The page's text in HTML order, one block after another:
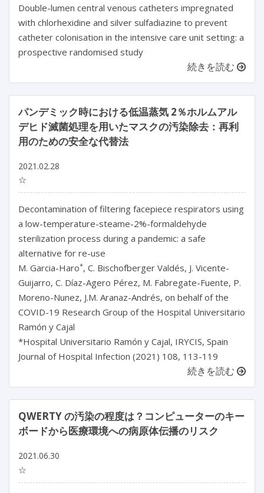
Double-lumen central venous catheters impregnated
with chlorhexidine and silver sulfadiazine to prevent
catheter colonisation in the intensive care unit setting: a
prospective randomised study
続きを読む
パンデミック時における低温蒸気 2％ホルムアル
デヒド滅菌処理を用いたマスクの汚染除去：再利
用のための安全な代替法
2021.02.28
☆
Decontamination of filtering facepiece respirators using
a low-temperature-steame-2%-formaldehyde
sterilization process during a pandemic: a safe
alternative for re-use
M. Garcia-Haro*, C. Bischofberger Valdés, J. Vicente-
Guijarro, C. Díaz-Agero Pérez, M. Fabregate-Fuente, P.
Moreno-Nunez, J.M. Aranaz-Andrés, on behalf of the
COVID-19 Research Group of the Hospital Universitario
Ramón y Cajal
*Hospital Universitario Ramón y Cajal, IRYCIS, Spain
Journal of Hospital Infection (2021) 108, 113-119
続きを読む
QWERTY の汚染の程度は？コンピューターのキー
ボードから医療環境への病原体伝播のリスク
2021.06.30
☆